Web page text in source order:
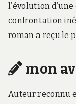
l’évolution
confrontation
roman a reçu le
mon
Auteur reconnu